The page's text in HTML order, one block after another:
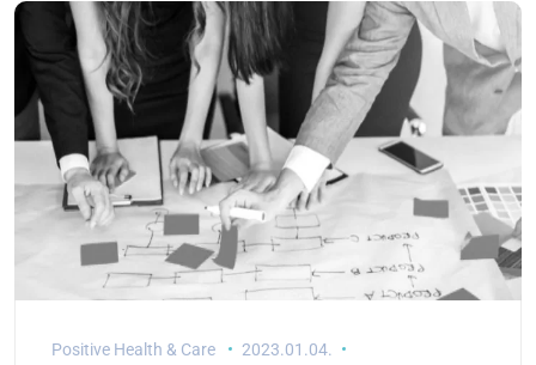
Positive Health & Care
2023.01.04.